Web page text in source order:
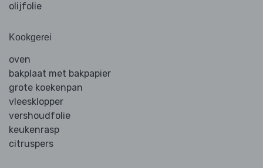
olijfolie
Kookgerei
oven
bakplaat met bakpapier
grote koekenpan
vleesklopper
vershoudfolie
keukenrasp
citruspers